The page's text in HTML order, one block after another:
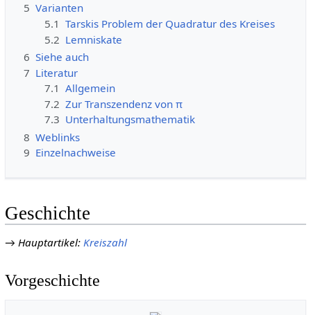
5 Varianten
5.1 Tarskis Problem der Quadratur des Kreises
5.2 Lemniskate
6 Siehe auch
7 Literatur
7.1 Allgemein
7.2 Zur Transzendenz von π
7.3 Unterhaltungsmathematik
8 Weblinks
9 Einzelnachweise
Geschichte
→ Hauptartikel: Kreiszahl
Vorgeschichte